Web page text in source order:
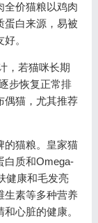
全价猫粮以鸡肉
蛋白来源，易被
。
，若猫咪长期
步恢复正常排
偶猫，尤其推荐
的猫粮。皇家猫
白质和Omega-
健康和毛发亮
生素等多种营养
心脏的健康。